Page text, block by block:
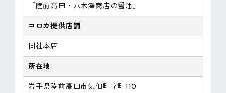
「陸前高田・八木澤商店の醤油」
コロカ提供店舗
同社本店
所在地
岩手県陸前高田市気仙町字町110